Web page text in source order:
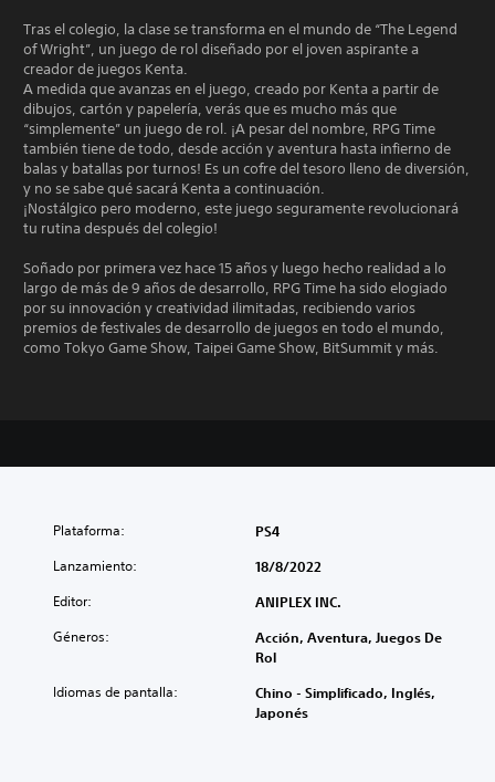
Tras el colegio, la clase se transforma en el mundo de “The Legend
of Wright”, un juego de rol diseñado por el joven aspirante a
creador de juegos Kenta.
A medida que avanzas en el juego, creado por Kenta a partir de
dibujos, cartón y papelería, verás que es mucho más que
“simplemente” un juego de rol. ¡A pesar del nombre, RPG Time
también tiene de todo, desde acción y aventura hasta infierno de
balas y batallas por turnos! Es un cofre del tesoro lleno de diversión,
y no se sabe qué sacará Kenta a continuación.
¡Nostálgico pero moderno, este juego seguramente revolucionará
tu rutina después del colegio!
Soñado por primera vez hace 15 años y luego hecho realidad a lo
largo de más de 9 años de desarrollo, RPG Time ha sido elogiado
por su innovación y creatividad ilimitadas, recibiendo varios
premios de festivales de desarrollo de juegos en todo el mundo,
como Tokyo Game Show, Taipei Game Show, BitSummit y más.
Plataforma: PS4
Lanzamiento: 18/8/2022
Editor: ANIPLEX INC.
Géneros:
Acción, Aventura, Juegos De
Rol
Idiomas de pantalla:
Chino - Simplificado, Inglés,
Japonés